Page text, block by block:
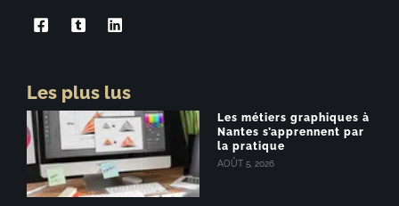
Les plus lus
Les métiers graphiques à
Nantes s’apprennent par
la pratique
AOÛT 5, 2026